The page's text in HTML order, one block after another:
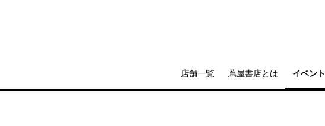
店舗一覧 蔦屋書店とは イベント